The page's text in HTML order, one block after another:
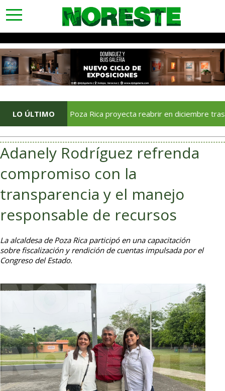
toggle
navigation
LO ÚLTIMO
Soriana Poza Rica proyecta reabrir en diciembre tras avance
Adanely Rodríguez refrenda
compromiso con la
transparencia y el manejo
responsable de recursos
La alcaldesa de Poza Rica participó en una capacitación
sobre fiscalización y rendición de cuentas impulsada por el
Congreso del Estado.